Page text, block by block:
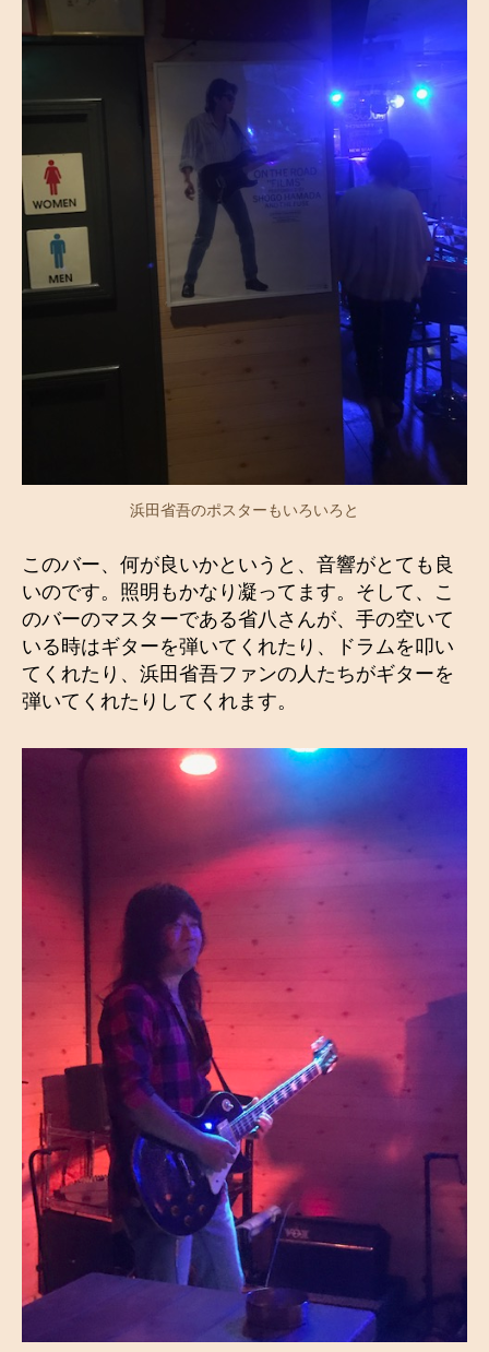
浜田省吾のポスターもいろいろと
このバー、何が良いかというと、音響がとても良
いのです。照明もかなり凝ってます。そして、こ
のバーのマスターである省八さんが、手の空いて
いる時はギターを弾いてくれたり、ドラムを叩い
てくれたり、浜田省吾ファンの人たちがギターを
弾いてくれたりしてくれます。